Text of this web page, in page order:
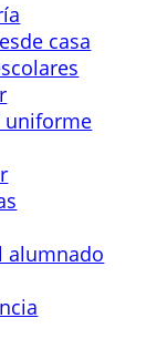
casa
uniforme
alumnado